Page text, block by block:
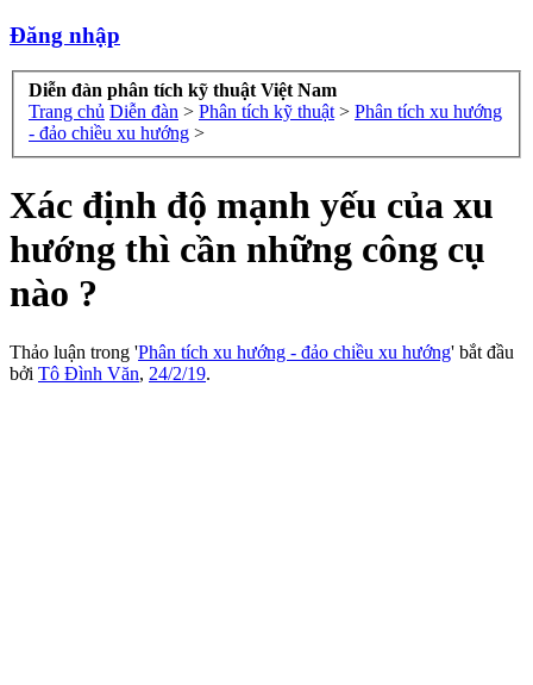
Đăng nhập
Diễn đàn phân tích kỹ thuật Việt Nam
Trang chủ Diễn đàn > Phân tích kỹ thuật > Phân tích xu hướng
- đảo chiều xu hướng >
Xác định độ mạnh yếu của xu
hướng thì cần những công cụ
nào ?
Thảo luận trong 'Phân tích xu hướng - đảo chiều xu hướng' bắt đầu
bởi Tô Đình Văn, 24/2/19.